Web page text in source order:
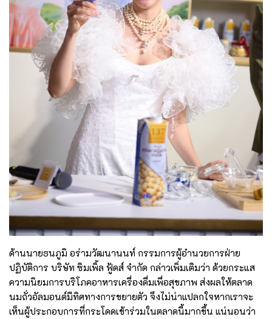
ด้านนายธนภูมิ อร่ามวัฒนานนท์ กรรมการผู้อำนวยการฝ่าย
ปฏิบัติการ บริษัท ซิมเพิ้ล ฟู้ดส์ จำกัด กล่าวเพิ่มเติมว่า ด้วยกระแส
ความนิยมการบริโภคอาหารเครื่องดื่มเพื่อสุขภาพ ส่งผลให้ตลาด
นมถั่วอัลมอนด์มีทิศทางการขยายตัว จึงไม่น่าแปลกใจหากเราจะ
เห็นผู้ประกอบการที่กระโดดเข้าร่วมในตลาดนี้มากขึ้น แน่นอนว่า